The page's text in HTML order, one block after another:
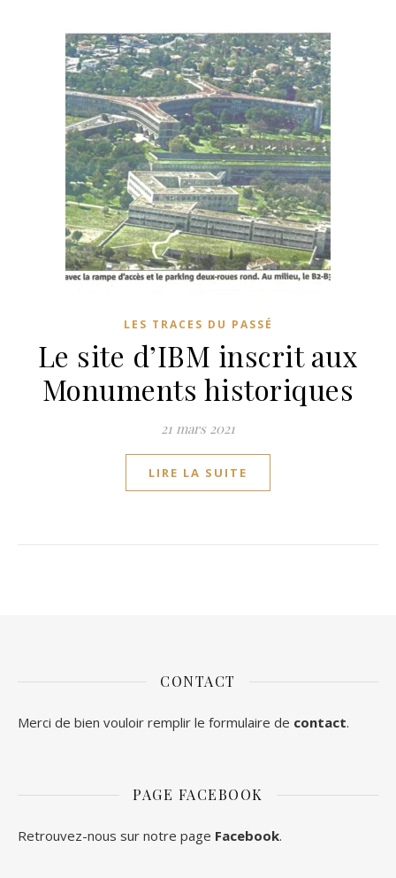
LES TRACES DU PASSÉ
Le site d’IBM inscrit aux
Monuments historiques
21 mars 2021
LIRE LA SUITE
CONTACT
Merci de bien vouloir remplir le formulaire de contact.
PAGE FACEBOOK
Retrouvez-nous sur notre page Facebook.